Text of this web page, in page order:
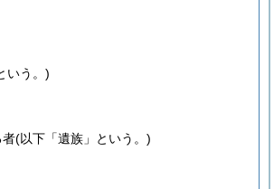
いう。)
者(以下「遺族」という。)